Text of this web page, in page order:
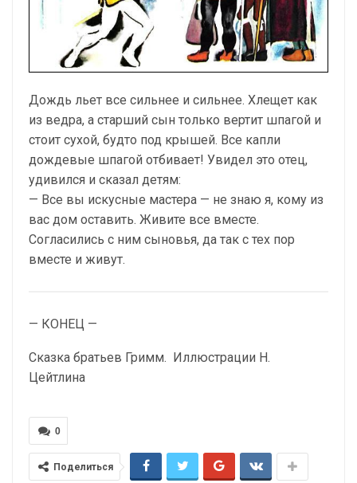
Дождь льет все сильнее и сильнее. Хлещет как
из ведра, а старший сын только вертит шпагой и
стоит сухой, будто под крышей. Все капли
дождевые шпагой отбивает! Увидел это отец,
удивился и сказал детям:
— Все вы искусные мастера — не знаю я, кому из
вас дом оставить. Живите все вместе.
Согласились с ним сыновья, да так с тех пор
вместе и живут.
— КОНЕЦ —
Сказка братьев Гримм. Иллюстрации Н.
Цейтлина
0
Поделиться